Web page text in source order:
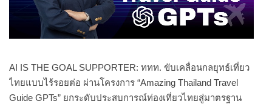
AI IS THE GOAL SUPPORTER: ททท. ขับเคลื่อนกลยุทธ์เที่ยว
ไทยแบบไร้รอยต่อ ผ่านโครงการ “Amazing Thailand Travel
Guide GPTs” ยกระดับประสบการณ์ท่องเที่ยวไทยสู่มาตรฐาน